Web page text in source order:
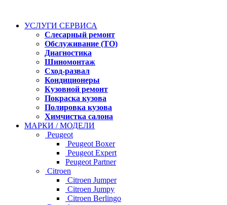
УСЛУГИ СЕРВИСА
Слесарный ремонт
Обслуживание (ТО)
Диагностика
Шиномонтаж
Сход-развал
Кондиционеры
Кузовной ремонт
Покраска кузова
Полировка кузова
Химчистка салона
МАРКИ / МОДЕЛИ
Peugeot
Peugeot Boxer
Peugeot Expert
Peugeot Partner
Citroen
Citroen Jumper
Citroen Jumpy
Citroen Berlingo